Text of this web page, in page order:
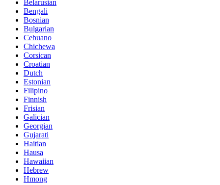
Belarusian
Bengali
Bosnian
Bulgarian
Cebuano
Chichewa
Corsican
Croatian
Dutch
Estonian
Filipino
Finnish
Frisian
Galician
Georgian
Gujarati
Haitian
Hausa
Hawaiian
Hebrew
Hmong